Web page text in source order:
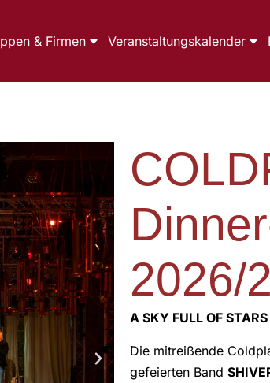
& Firmen Veranstaltungskalender
2026/
A SKY FULL OF
Die mitreißende
gefeierten Band